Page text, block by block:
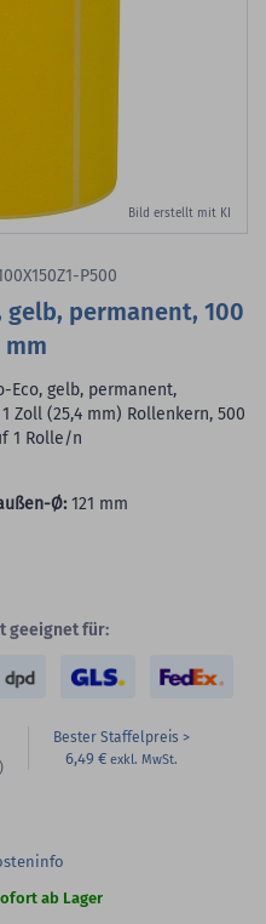
Bild erstellt mit KI
P500
permanent, 100
mm
Eco, gelb, permanent,
Zoll (25,4 mm) Rollenkern, 500
1 Rolle/n
Ø: 121 mm
geeignet für:
Bester Staffelpreis
6,49 €
ab Lager